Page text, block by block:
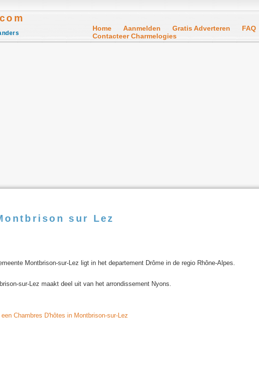
Home Aanmelden Gratis Adverteren FAQ
Contacteer Charmelogies
sur Lez
Montbrison-sur-Lez ligt in het departement Drôme in de regio Rhône-Alpes.
sur-Lez maakt deel uit van het arrondissement Nyons.
Chambres D'hôtes in Montbrison-sur-Lez